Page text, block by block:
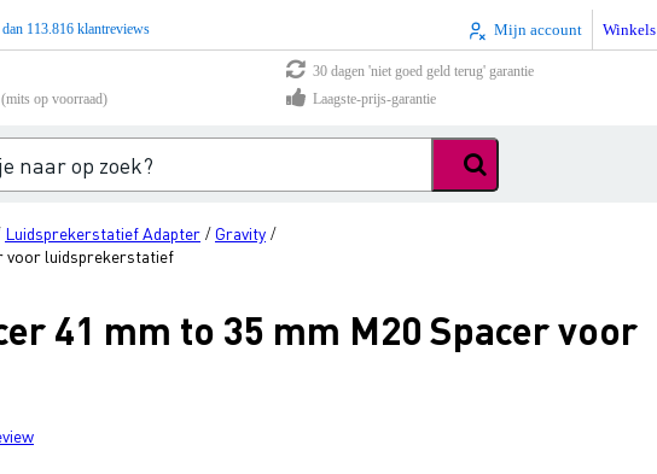
113.816 klantreviews Mijn account Winkels
30 dagen 'niet goed geld terug' garantie
op voorraad)
Laagste-prijs-garantie
Luidsprekerstatief Adapter / Gravity /
voor luidsprekerstatief
41 mm to 35 mm M20 Spacer voor